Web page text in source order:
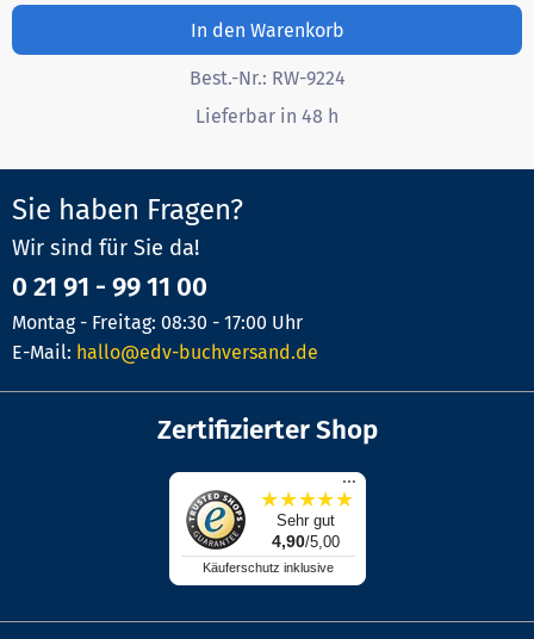
In den Warenkorb
Best.-Nr.: RW-9224
Lieferbar in 48 h
Sie haben Fragen?
Wir sind für Sie da!
0 21 91 - 99 11 00
Montag - Freitag: 08:30 - 17:00 Uhr
E-Mail: hallo@edv-buchversand.de
Zertifizierter Shop
...
★★★★★
Sehr gut
4,90/5,00
Käuferschutz inklusive